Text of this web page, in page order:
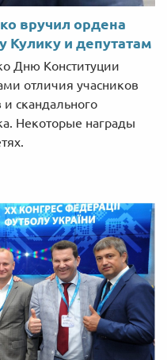
вручил ордена
Кулику и депутатам
Дню Конституции
отличия учасников
скандального
Некоторые награды